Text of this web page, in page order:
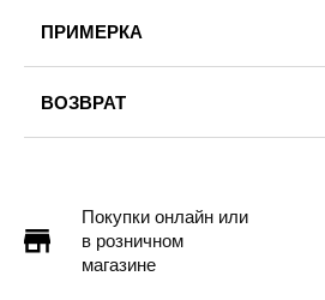
ПРИМЕРКА
ВОЗВРАТ
Покупки онлайн или
в розничном
магазине